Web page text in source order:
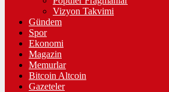
Vizyon Takvimi
Gündem
Spor
Ekonomi
Magazin
Memurlar
Bitcoin Altcoin
Gazeteler